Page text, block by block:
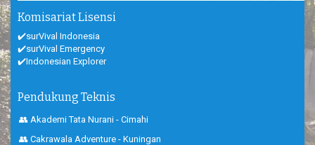
Komisariat Lisensi
✔️surVival Indonesia
✔️surVival Emergency
✔️Indonesian Explorer
Pendukung Teknis
👥 Akademi Tata Nurani - Cimahi
👥 Cakrawala Adventure - Kuningan